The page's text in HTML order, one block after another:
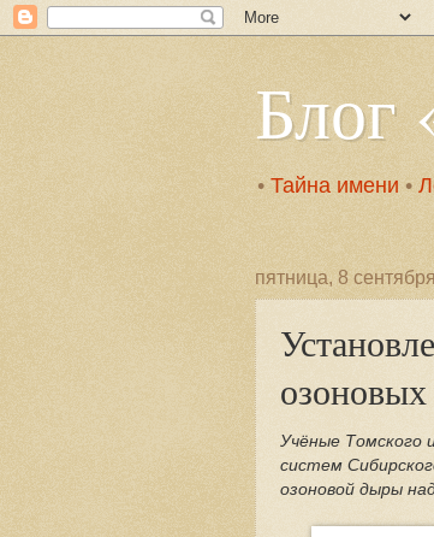
Блог
• Тайна имени •
пятница, 8
Учёные Томского
систем
озоновой дыры